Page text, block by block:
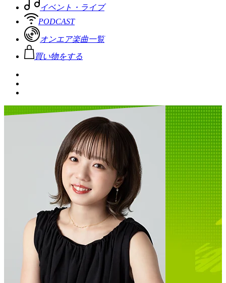
イベント・ライブ
PODCAST
オンエア楽曲一覧
買い物をする